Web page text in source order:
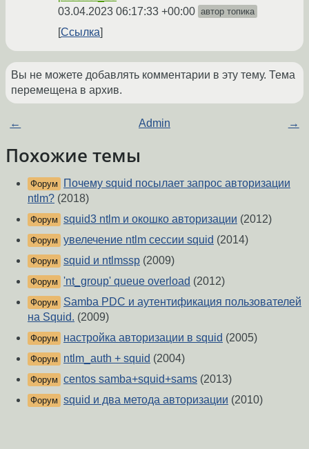
03.04.2023 06:17:33 +00:00 автор топика
Ссылка
Вы не можете добавлять комментарии в эту тему. Тема
перемещена в архив.
← Admin →
Похожие темы
Форум
Почему squid посылает запрос авторизации
ntlm? (2018)
Форум squid3 ntlm и окошко авторизации (2012)
Форум увелечение ntlm сессии squid (2014)
Форум squid и ntlmssp (2009)
Форум 'nt_group' queue overload (2012)
Форум
Samba PDC и аутентификация пользователей
на Squid. (2009)
Форум настройка авторизации в squid (2005)
Форум ntlm_auth + squid (2004)
Форум centos samba+squid+sams (2013)
Форум squid и два метода авторизации (2010)